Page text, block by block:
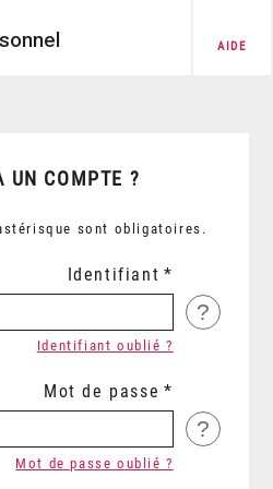
AIDE
UN COMPTE ?
sont obligatoires.
Identifiant
?
Identifiant oublié ?
Mot de passe
?
Mot de passe oublié ?